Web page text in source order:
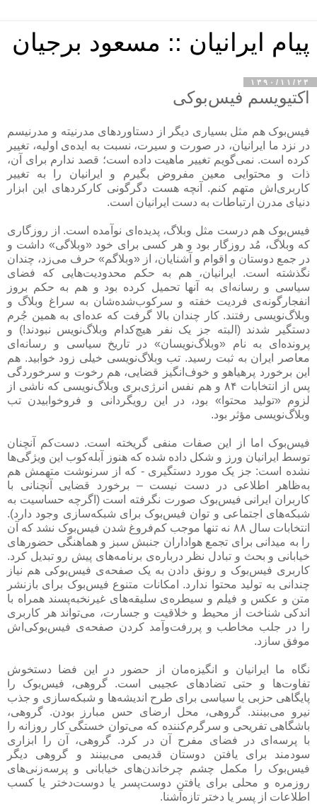
پیام ایرانیان :: مسعود برجیان
۱۳۹۰/۱۱/۲۳
اکتیویسم فیس‌بوکی
فیس‌بوک هم مثل بسیاری دیگر از دستاوردهای مدرنیته و مدرنیسم
در نزد ما ایرانیان، در صورت و سیرت، نسبت به ایده‌ی اولیه، تغییر
کرده است. نمی‌گویم تغییر ماهیت داده است؛ قصد ندارم برای آن،
ذات و محتوایی معین مفروض بگیرم و ایرانیان را به تغییر
کاربری‌اش متهم کنم. آنچه هست دگرگونی کارکردهای این ابزار
دنیای مدرن ارتباطات به دست ایرانیان است.
فیس‌بوک هم درست مثل وبلاگ، پدیده‌ای نوآمده است. از روزگاری
که وبلاگ، مُد روزگار بود و هر کسی برای خود «وبلاگی» داشت و
در جمع دوستان و اقوام و آشنایان، از «وبلاگم» حرف می‌زد، چندان
نگذشته است. ایرانیان، هم به حکم محدودیت‌هایی که فضای
سیاسی و رسانه‌ای به آنها تحمیل کرده بود و هم به حکم بروز
انفجارگونه‌ی فردیت خفته و سرکوب‌شده‌شان به سراغ وبلاگ و
وبلاگ‌نویسی رفتند. کار چندان بالا گرفت که عده‌ای به همین جُرم
دستگیر شدند (البته جز یک نفر هیچ‌کدام وبلاگ‌نویس نبودند!) و
پرونده‌ای به نام «وبلاگ‌نویسان» در تاریخ سیاسی و رسانه‌ای
معاصر ایران به ثبت رسید. تب وبلاگ‌نویسی خیلی زود خوابید. هم
این برخورد پرهیاهو و خوف‌انگیز قضایی، هم رخوت و سرخوردگی
پس از انتخابات ۸۴ و هم نفس انرژی‌بری وبلاگ‌نویسی که ناشی از
لزوم «تولید محتوا» بود، در این رویگردانی و فروخوابیدن تب
وبلاگ‌نویسی مؤثر بود.
فیس‌بوک اما از این صفات منفی گریخته است. دست‌کم آنچنان
توسط ایرانیان ورز و شکل داده شده که هنوز آبله‌کوب این ویژگی‌ها
نشده است: جز یک مورد دستگیری - که از سرنوشت متهمش هم
به‌ظاهر اطلاعی در دست نیست – برخورد قضایی آنچنانی با
کاربران ایرانی فیس‌بوک صورت نگرفته است (اگرچه حساسیت به
شبکه‌های اجتماعی و توان فیس‌بوک برای شبکه‌سازی وجود دارد).
انتخابات سال ۸۸ نه تنها موجب کم‌فروغ شدن فیس‌بوک نشد که آن
را به میدانی برای تجمع هواداران جنبش سبز و هماهنگی حضورهای
خیابانی و بحث و تبادل نظر درباره‌ی برنامه‌های پیش رو تبدیل کرد.
کاربری فیس‌بوک و رونق دادن به یک صفحه‌ی فیس‌بوکی هم نیاز
چندانی به تولید محتوا ندارد. امکانات متنوع فیس‌بوک برای بازنشر
متن و عکس و فیلم و سیطره‌ی سلیقه‌های غیرنخبه‌پسند همراه با
اندکی شناخت از محیط و خلاقیت و جسارت، می‌تواند هر کاربری
را در جلب مخاطب و پررفت‌وآمد کردن صفحه‌ی فیس‌بوکی‌اش
موفق سازد.
نگاه ما ایرانیان و انگیزه‌مان از حضور در این فضا دستخوش
تفاوت‌ها و حتی تضادهای عجیبی است. گروهی، فیس‌بوک را
پایگاهی حزبی یا سیاسی برای طرح اندیشه‌ها و شبکه‌سازی و جذب
نیرو می‌بینند. گروهی، محل ارضای حس مبارز بودن. گروهی،
باشگاهی تفریحی و سرگرم‌کننده که می‌توان خستگی کار روزانه را
با پرسه‌ای در فضای مفرح آن در کرد. گروهی، آن را ابزاری
سودمند برای یافتن دوستان قدیمی می‌بینند و گروهی دیگر
فیس‌بوک را مکمل چشم چرخاندن‌های خیابانی و پرسه‌زنی‌های
روزمره و محلی برای یافتن دوست‌پسر یا دوست‌دختر یا کسب
اطلاعات از پسر یا دختر تازه‌آشنا.